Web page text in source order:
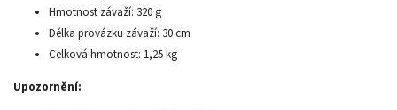
Hmotnost závaží: 320 g
Délka provázku závaží: 30 cm
Celková hmotnost: 1,25 kg
Upozornění: